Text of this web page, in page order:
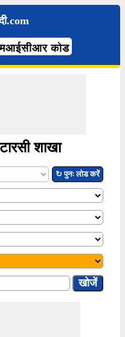
कोड
शाखा
↻ पुनः लोड करें